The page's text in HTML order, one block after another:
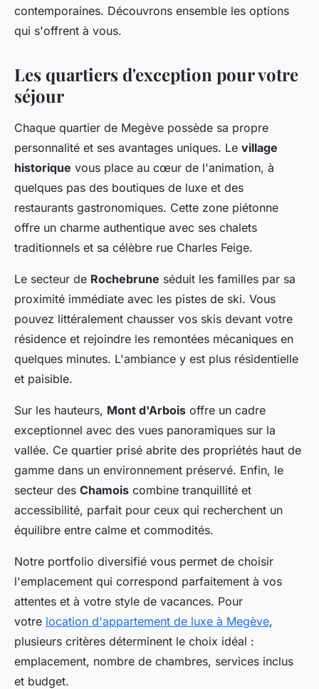
contemporaines. Découvrons ensemble les options
qui s'offrent à vous.
Les quartiers d'exception pour votre
séjour
Chaque quartier de Megève possède sa propre
personnalité et ses avantages uniques. Le village
historique vous place au cœur de l'animation, à
quelques pas des boutiques de luxe et des
restaurants gastronomiques. Cette zone piétonne
offre un charme authentique avec ses chalets
traditionnels et sa célèbre rue Charles Feige.
Le secteur de Rochebrune séduit les familles par sa
proximité immédiate avec les pistes de ski. Vous
pouvez littéralement chausser vos skis devant votre
résidence et rejoindre les remontées mécaniques en
quelques minutes. L'ambiance y est plus résidentielle
et paisible.
Sur les hauteurs, Mont d'Arbois offre un cadre
exceptionnel avec des vues panoramiques sur la
vallée. Ce quartier prisé abrite des propriétés haut de
gamme dans un environnement préservé. Enfin, le
secteur des Chamois combine tranquillité et
accessibilité, parfait pour ceux qui recherchent un
équilibre entre calme et commodités.
Notre portfolio diversifié vous permet de choisir
l'emplacement qui correspond parfaitement à vos
attentes et à votre style de vacances. Pour
votre location d'appartement de luxe à Megève,
plusieurs critères déterminent le choix idéal :
emplacement, nombre de chambres, services inclus
et budget.